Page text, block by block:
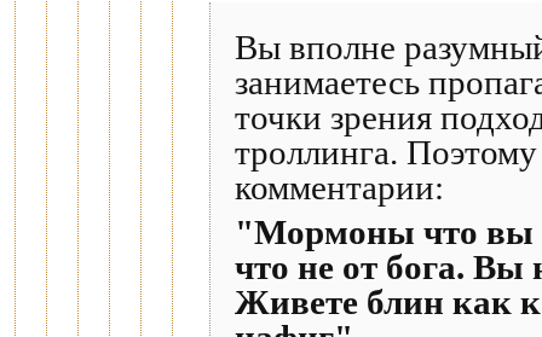
Вы вполне
занимаетесь
точки зрения
троллинга.
комментарии:
"Мормоны что вы
что не от бога. Вы
Живете блин как